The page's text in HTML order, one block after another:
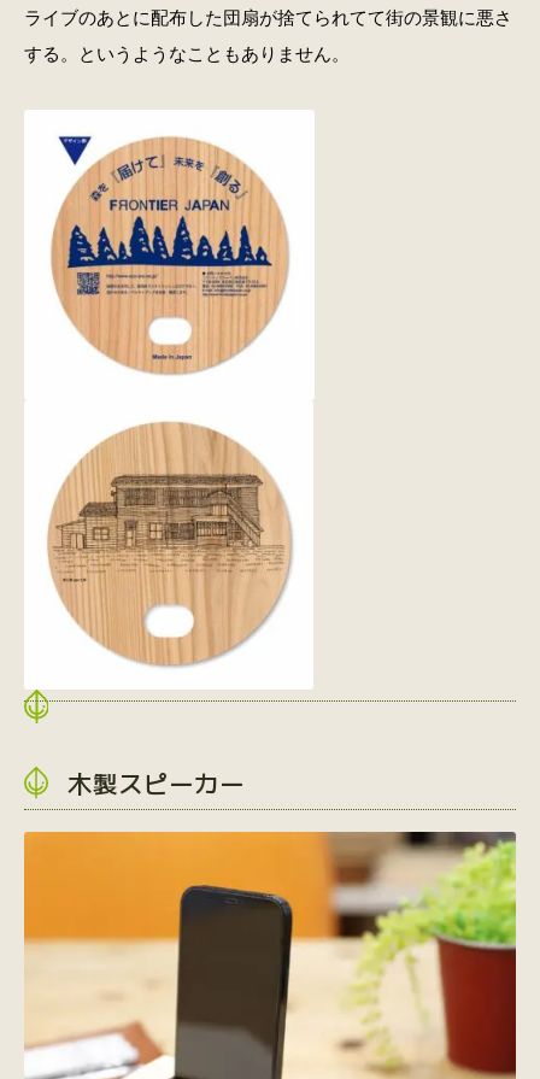
ライブのあとに配布した団扇が捨てられてて街の景観に悪さ
する。というようなこともありません。
木製スピーカー